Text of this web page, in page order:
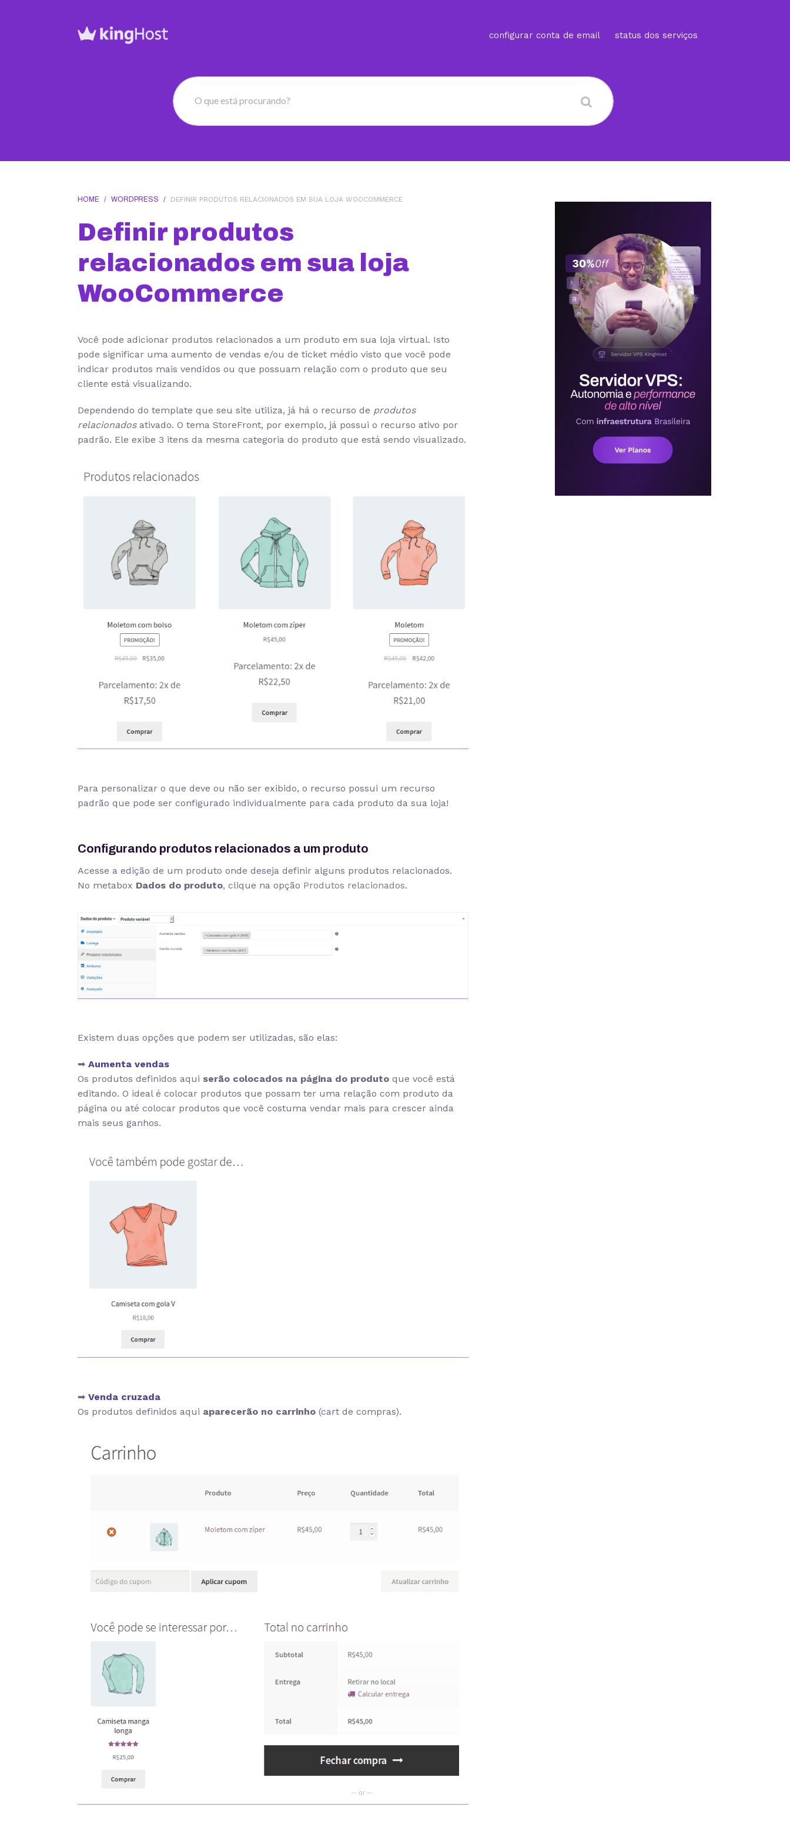
configurar conta de email status dos serviços
O que está procurando?
HOME / WORDPRESS / DEFINIR PRODUTOS RELACIONADOS EM SUA LOJA WOOCOMMERCE
Definir produtos
relacionados em sua loja
WooCommerce
Você pode adicionar produtos relacionados a um produto em sua loja virtual. Isto
pode significar uma aumento de vendas e/ou de ticket médio visto que você pode
indicar produtos mais vendidos ou que possuam relação com o produto que seu
cliente está visualizando.
Dependendo do template que seu site utiliza, já há o recurso de produtos
relacionadosativado. O tema StoreFront, por exemplo, já possui o recurso ativo por
padrão. Ele exibe 3 itens da mesma categoria do produto que está sendo visualizado.
Para personalizar o que deve ou não ser exibido, o recurso possui um recurso
padrão que pode ser configurado individualmente para cada produto da sua loja!
Configurando produtos relacionados a um produto
Acesse a edição de um produto onde deseja definir alguns produtos relacionados.
No metabox Dados do produto, clique na opção Produtos relacionados.
Existem duas opções que podem ser utilizadas, são elas:
➡ Aumenta vendas
Os produtos definidos aqui serão colocados na página do produto que você está
editando. O ideal é colocar produtos que possam ter uma relação com produto da
página ou até colocar produtos que você costuma vendar mais para crescer ainda
mais seus ganhos.
➡ Venda cruzada
Os produtos definidos aqui aparecerão no carrinho (cart de compras).